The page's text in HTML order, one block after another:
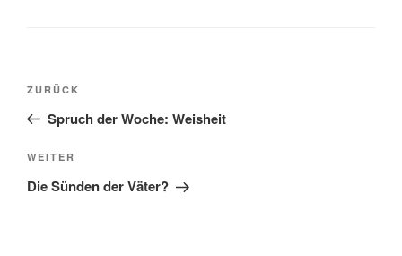
Beitragsnavigation
Vorheriger
Beitrag
ZURÜCK
Spruch der Woche: Weisheit
Nächster
Beitrag
WEITER
Die Sünden der Väter?